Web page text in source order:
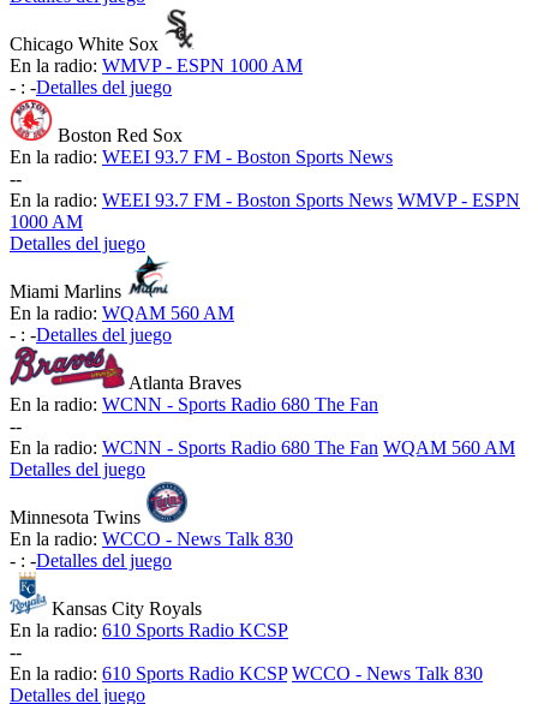
Chicago White Sox
En la radio: WMVP - ESPN 1000 AM
- : -Detalles del juego
Boston Red Sox
En la radio: WEEI 93.7 FM - Boston Sports News
--
En la radio: WEEI 93.7 FM - Boston Sports News WMVP - ESPN
1000 AM
Detalles del juego
Miami Marlins
En la radio: WQAM 560 AM
- : -Detalles del juego
Atlanta Braves
En la radio: WCNN - Sports Radio 680 The Fan
--
En la radio: WCNN - Sports Radio 680 The Fan WQAM 560 AM
Detalles del juego
Minnesota Twins
En la radio: WCCO - News Talk 830
- : -Detalles del juego
Kansas City Royals
En la radio: 610 Sports Radio KCSP
--
En la radio: 610 Sports Radio KCSP WCCO - News Talk 830
Detalles del juego